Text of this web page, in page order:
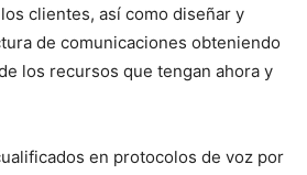
clientes, así como diseñar y
de comunicaciones obteniendo
los recursos que tengan ahora y
en protocolos de voz por